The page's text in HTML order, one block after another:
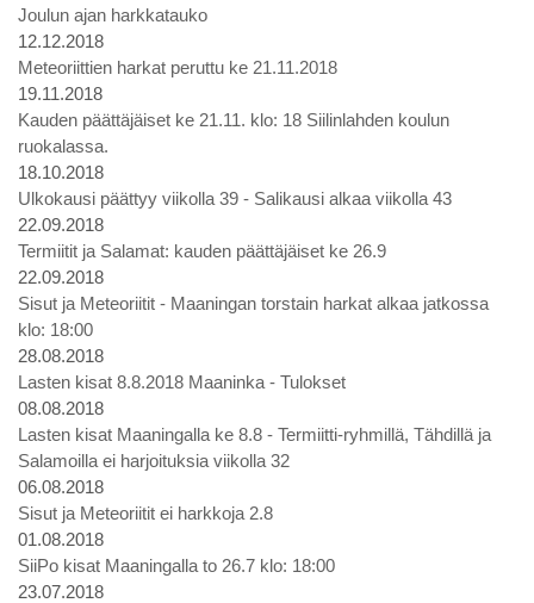
Joulun ajan harkkatauko
12.12.2018
Meteoriittien harkat peruttu ke 21.11.2018
19.11.2018
Kauden päättäjäiset ke 21.11. klo: 18 Siilinlahden koulun
ruokalassa.
18.10.2018
Ulkokausi päättyy viikolla 39 - Salikausi alkaa viikolla 43
22.09.2018
Termiitit ja Salamat: kauden päättäjäiset ke 26.9
22.09.2018
Sisut ja Meteoriitit - Maaningan torstain harkat alkaa jatkossa
klo: 18:00
28.08.2018
Lasten kisat 8.8.2018 Maaninka - Tulokset
08.08.2018
Lasten kisat Maaningalla ke 8.8 - Termiitti-ryhmillä, Tähdillä ja
Salamoilla ei harjoituksia viikolla 32
06.08.2018
Sisut ja Meteoriitit ei harkkoja 2.8
01.08.2018
SiiPo kisat Maaningalla to 26.7 klo: 18:00
23.07.2018